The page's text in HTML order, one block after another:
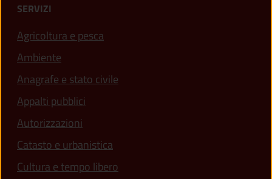
SERVIZI
Agricoltura e pesca
Ambiente
Anagrafe e stato civile
Appalti pubblici
Autorizzazioni
Catasto e urbanistica
Cultura e tempo libero